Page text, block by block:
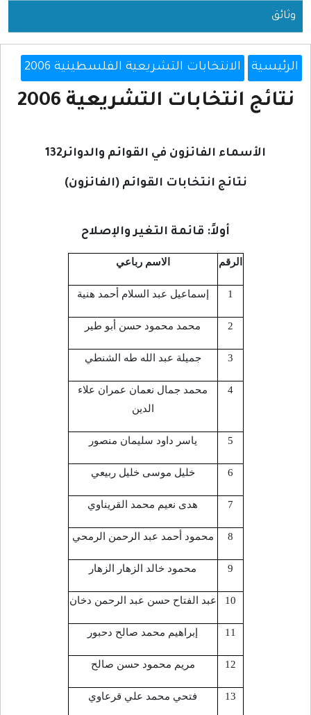
وثائق
الرئيسية الانتخابات التشريعية الفلسطينية 2006
نتائج انتخابات التشريعية 2006
الأسماء الفائزون في القوائم والدوائر132
نتائج انتخابات القوائم (الفائزون)
أولاً: قائمة التغير والإصلاح
الرقم الاسم رباعي
1 إسماعيل عبد السلام أحمد هنية
2 محمد محمود حسن أبو طير
3 جميلة عبد الله طه الشنطي
4
محمد جمال نعمان عمران علاء
الدين
5 ياسر داود سليمان منصور
6 خليل موسى خليل ربيعي
7 هدى نعيم محمد القريناوي
8 محمود أحمد عبد الرحمن الرمحي
9 محمود خالد الزهار الزهار
10 عبد الفتاح حسن عبد الرحمن دخان
11 إبراهيم محمد صالح دحبور
12 مريم محمود حسن صالح
13 فتحي محمد علي قرعاوي